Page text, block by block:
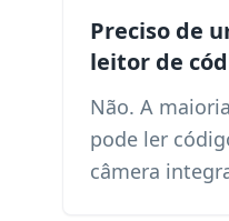
Preciso de
leitor de
Não. A
pode ler
câmera